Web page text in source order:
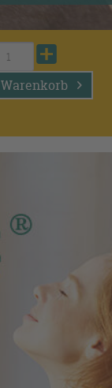
Warenkorb